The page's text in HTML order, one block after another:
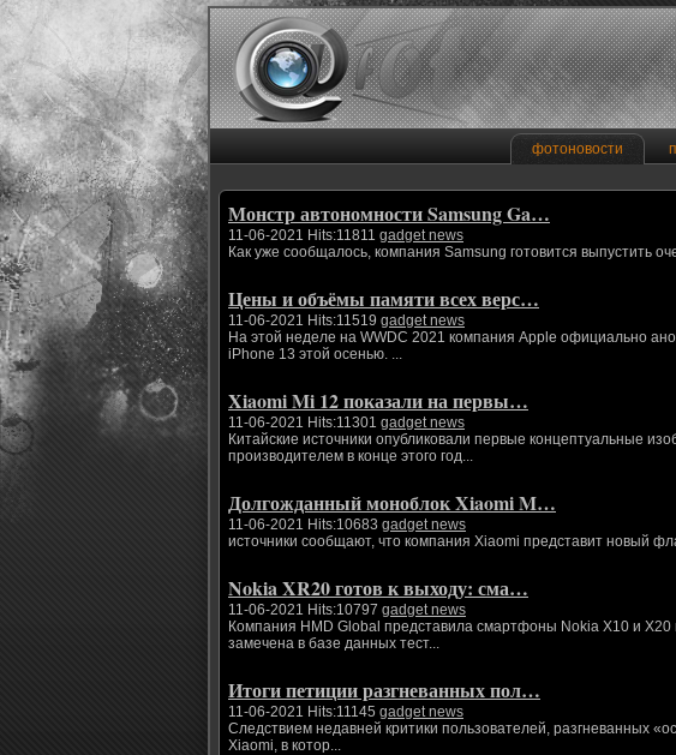
фотоновости
Монстр автономности Samsung Ga…
11-06-2021 Hits:11811 gadget news
Как уже сообщалось, компания Samsung готовится выпустить
Цены и объёмы памяти всех верс…
11-06-2021 Hits:11519 gadget news
На этой неделе на WWDC 2021 компания Apple официально
iPhone 13 этой осенью. ...
Xiaomi Mi 12 показали на первы…
11-06-2021 Hits:11301 gadget news
Китайские источники опубликовали первые концептуальные
производителем в конце этого год...
Долгожданный моноблок Xiaomi M…
11-06-2021 Hits:10683 gadget news
источники сообщают, что компания Xiaomi представит новый
Nokia XR20 готов к выходу: сма…
11-06-2021 Hits:10797 gadget news
Компания HMD Global представила смартфоны Nokia X10 и
замечена в базе данных тест...
Итоги петиции разгневанных пол…
11-06-2021 Hits:11145 gadget news
Следствием недавней критики пользователей, разгневанных
Xiaomi, в котор...